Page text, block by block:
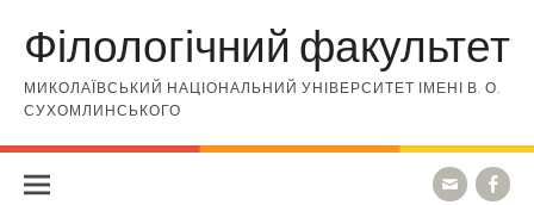
Філологічний факультет
МИКОЛАЇВСЬКИЙ НАЦІОНАЛЬНИЙ УНІВЕРСИТЕТ ІМЕНІ В. О.
СУХОМЛИНСЬКОГО